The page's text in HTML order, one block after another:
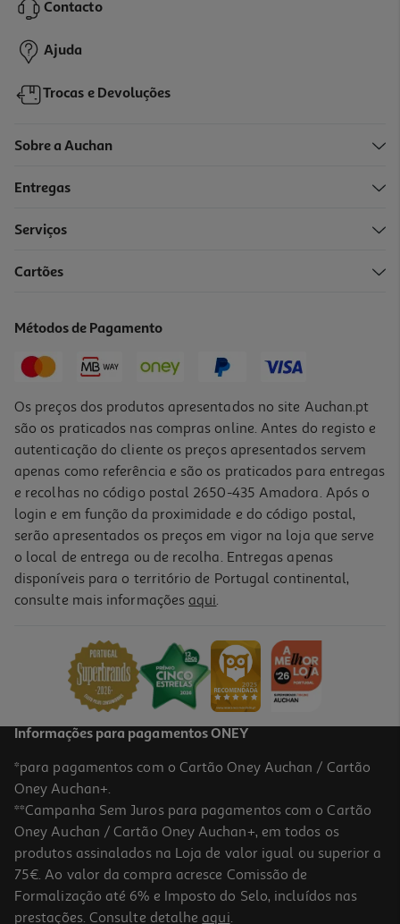
4,49 €
Cápsulas Sistema Neo Dolce Gusto Espresso Intenso 12 Caps
Contacto
Ajuda
Trocas e Devoluções
Sobre a Auchan
Entregas
Serviços
Cartões
Métodos de Pagamento
Os preços dos produtos apresentados no site Auchan.pt
são os praticados nas compras online. Antes do registo e
autenticação do cliente os preços apresentados servem
apenas como referência e são os praticados para entregas
e recolhas no código postal 2650-435 Amadora. Após o
login e em função da proximidade e do código postal,
serão apresentados os preços em vigor na loja que serve
o local de entrega ou de recolha. Entregas apenas
disponíveis para o território de Portugal continental,
consulte mais informações aqui.
Informações para pagamentos ONEY
*para pagamentos com o Cartão Oney Auchan / Cartão
Oney Auchan+.
**Campanha Sem Juros para pagamentos com o Cartão
Oney Auchan / Cartão Oney Auchan+, em todos os
produtos assinalados na Loja de valor igual ou superior a
75€. Ao valor da compra acresce Comissão de
Formalização até 6% e Imposto do Selo, incluídos nas
prestações. Consulte detalhe aqui.